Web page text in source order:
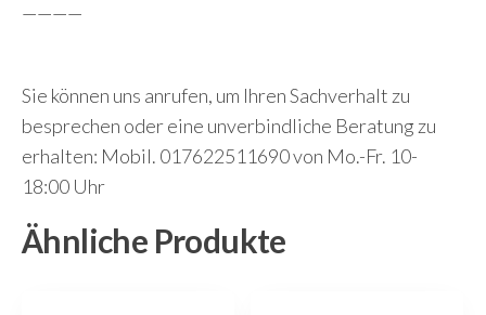
————
Sie können uns anrufen, um Ihren Sachverhalt zu
besprechen oder eine unverbindliche Beratung zu
erhalten: Mobil. 017622511690 von Mo.-Fr. 10-
18:00 Uhr
Ähnliche Produkte